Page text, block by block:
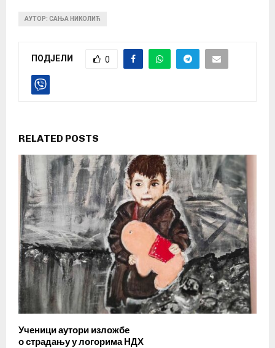
АУТОР: САЊА НИКОЛИЋ
ПОДЈЕЛИ 0
RELATED POSTS
Ученици аутори изложбе
о страдању у логорима НДХ